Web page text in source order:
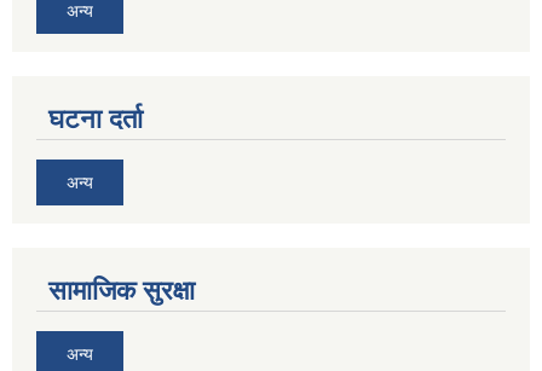
अन्य
घटना दर्ता
अन्य
सामाजिक सुरक्षा
अन्य